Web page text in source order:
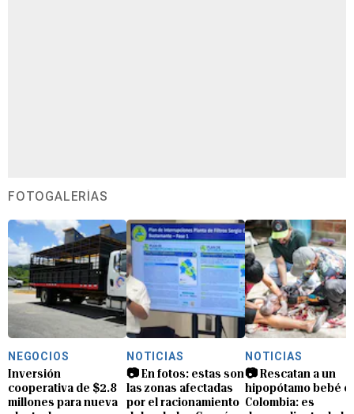
FOTOGALERÍAS
NEGOCIOS
Inversión
cooperativa de $2.8
millones para nueva
NOTICIAS
📷 En fotos: estas son
las zonas afectadas
por el racionamiento
NOTICIAS
📷 Rescatan a un
hipopótamo bebé
Colombia: es